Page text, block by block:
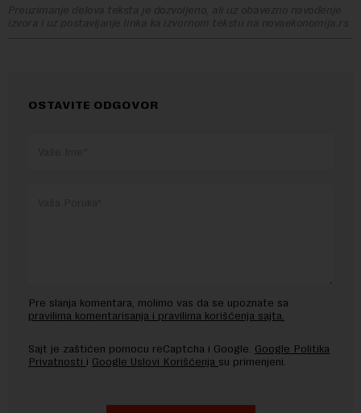
Preuzimanje delova teksta je dozvoljeno, ali uz obavezno navođenje
izvora i uz postavljanje linka ka izvornom tekstu na novaekonomija.rs
OSTAVITE ODGOVOR
Pre slanja komentara, molimo vas da se upoznate sa
pravilima komentarisanja i pravilima korišćenja sajta.
Sajt je zaštićen pomocu reCaptcha i Google. Google Politika
Privatnosti i Google Uslovi Korišćenja su primenjeni.